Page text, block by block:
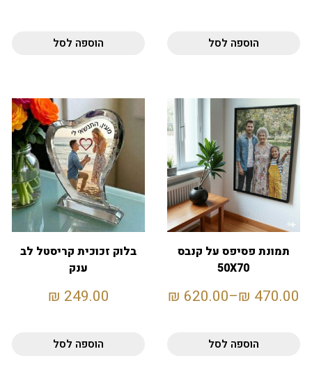
הוספה לסל הוספה לסל
תמונת פסיפס על קנבס
50X70
470.00
₪
–
620.00
₪
הוספה לסל
בלוק זכוכית קריסטל לב
ענק
249.00
₪
הוספה לסל